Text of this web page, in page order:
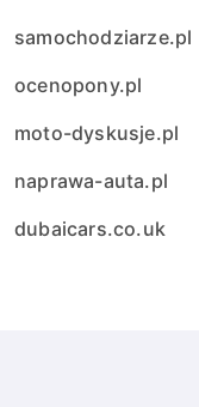
samochodziarze.pl
ocenopony.pl
moto-dyskusje.pl
naprawa-auta.pl
dubaicars.co.uk